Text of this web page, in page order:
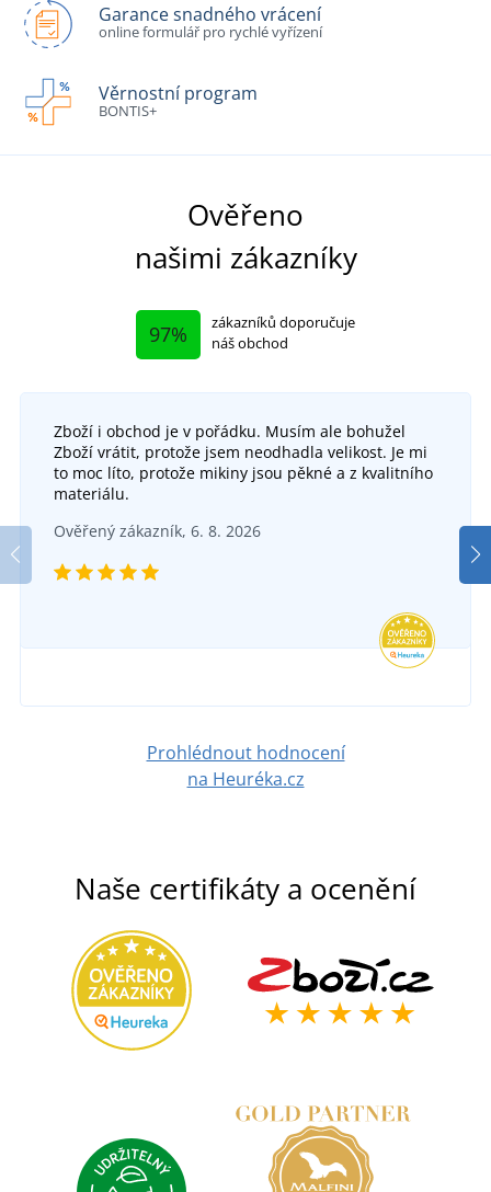
Garance snadného vrácení
online formulář pro rychlé vyřízení
Věrnostní program
BONTIS+
Ověřeno
našimi zákazníky
97%
zákazníků doporučuje
náš obchod
Zboží i obchod je v pořádku. Musím ale bohužel
Zboží vrátit, protože jsem neodhadla velikost. Je mi
to moc líto, protože mikiny jsou pěkné a z kvalitního
materiálu.
Ověřený zákazník, 6. 8. 2026
Prohlédnout hodnocení
na Heuréka.cz
Naše certifikáty a ocenění